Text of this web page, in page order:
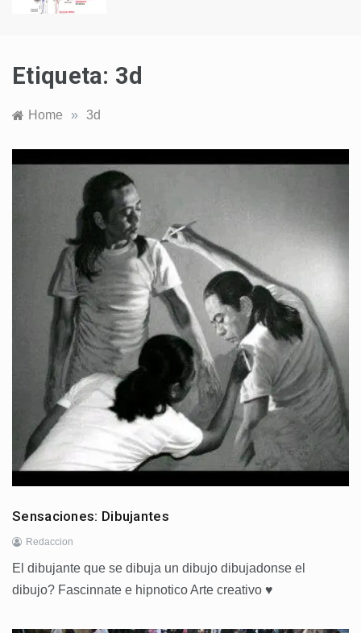
Etiqueta: 3d
Home » 3d
Sensaciones: Dibujantes
Redaccion
El dibujante que se dibuja un dibujo dibujadonse el
dibujo? Fascinnate e hipnotico Arte creativo ♥